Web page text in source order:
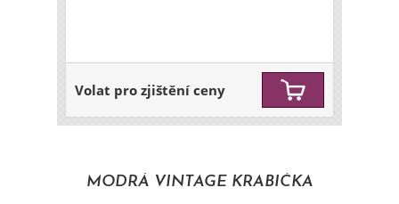
Volat pro zjištění ceny
MODRÁ VINTAGE KRABIČKA